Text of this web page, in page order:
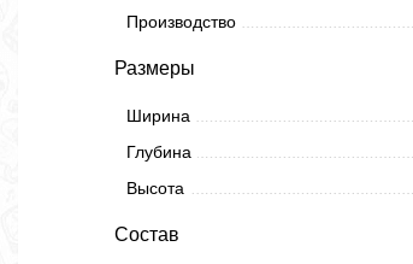
Производство
Размеры
Ширина
Глубина
Высота
Состав